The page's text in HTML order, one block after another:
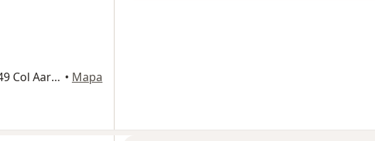
Calle Guadalupe Fuentes N3449 Col Aaron Joaquin , Guadalajara • Mapa